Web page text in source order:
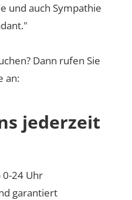
und auch Sympathie
Dann rufen Sie
an:
jederzeit
0-24 Uhr
garantiert